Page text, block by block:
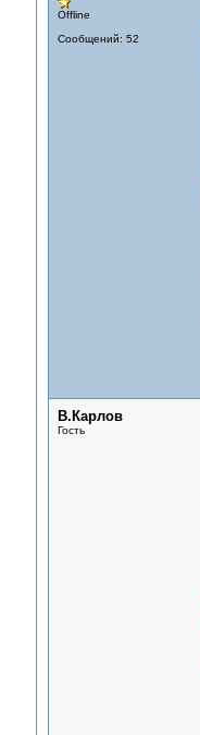
Offline
Сообщений: 52
В.Карлов
Гость